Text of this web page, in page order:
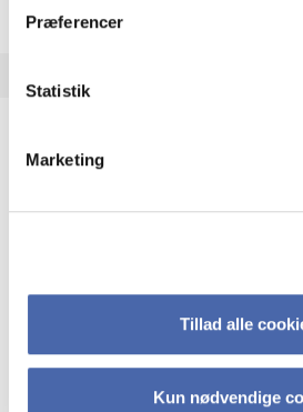
Præferencer
Statistik
Marketing
Tillad alle
Kun nødvendige
HA(it.) - erhvervs­økonomi
virksomheders muligheder og
Organisation og ledelse